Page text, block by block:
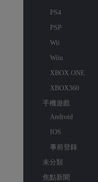
PS4
PSP
Wii
Wiiu
XBOX ONE
XBOX360
手機遊戲
Android
IOS
事前登錄
未分類
焦點新聞